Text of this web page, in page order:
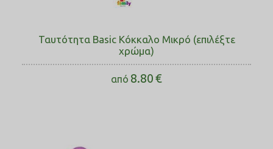
Ταυτότητα Basic Κόκκαλο Μικρό (επιλέξτε
χρώμα)
από 8.80€